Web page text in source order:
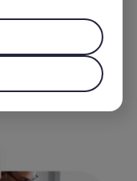
priorytetowy